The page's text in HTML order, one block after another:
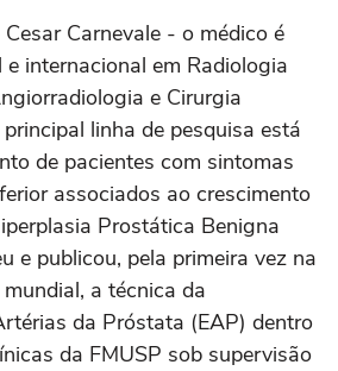
Carnevale - o médico é
internacional em Radiologia
e Cirurgia
linha de pesquisa está
de pacientes com sintomas
associados ao crescimento
Prostática Benigna
e publicou, pela primeira vez na
a técnica da
da Próstata (EAP) dentro
da FMUSP sob supervisão